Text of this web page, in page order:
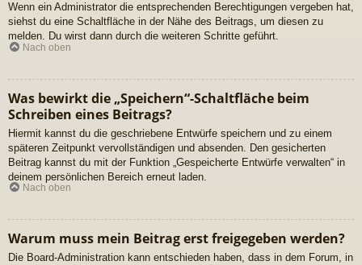
Wenn ein Administrator die entsprechenden Berechtigungen vergeben hat,
siehst du eine Schaltfläche in der Nähe des Beitrags, um diesen zu
melden. Du wirst dann durch die weiteren Schritte geführt.
Nach oben
Was bewirkt die „Speichern“-Schaltfläche beim
Schreiben eines Beitrags?
Hiermit kannst du die geschriebene Entwürfe speichern und zu einem
späteren Zeitpunkt vervollständigen und absenden. Den gesicherten
Beitrag kannst du mit der Funktion „Gespeicherte Entwürfe verwalten“ in
deinem persönlichen Bereich erneut laden.
Nach oben
Warum muss mein Beitrag erst freigegeben werden?
Die Board-Administration kann entschieden haben, dass in dem Forum, in